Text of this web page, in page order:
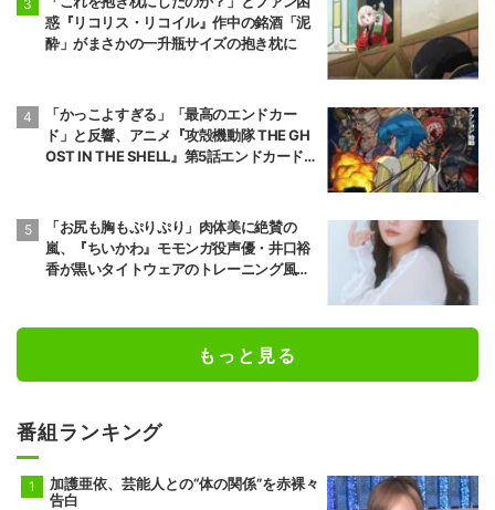
惑『リコリス・リコイル』作中の銘酒「泥
酔」がまさかの一升瓶サイズの抱き枕に
「かっこよすぎる」「最高のエンドカー
ド」と反響、アニメ『攻殻機動隊 THE GH
OST IN THE SHELL』第5話エンドカード公
「お尻も胸もぷりぷり」肉体美に絶賛の
嵐、『ちいかわ』モモンガ役声優・井口裕
香が黒いタイトウェアのトレーニング風景
もっと見る
番組ランキング
加護亜依、芸能人との“体の関係”を赤裸々
告白